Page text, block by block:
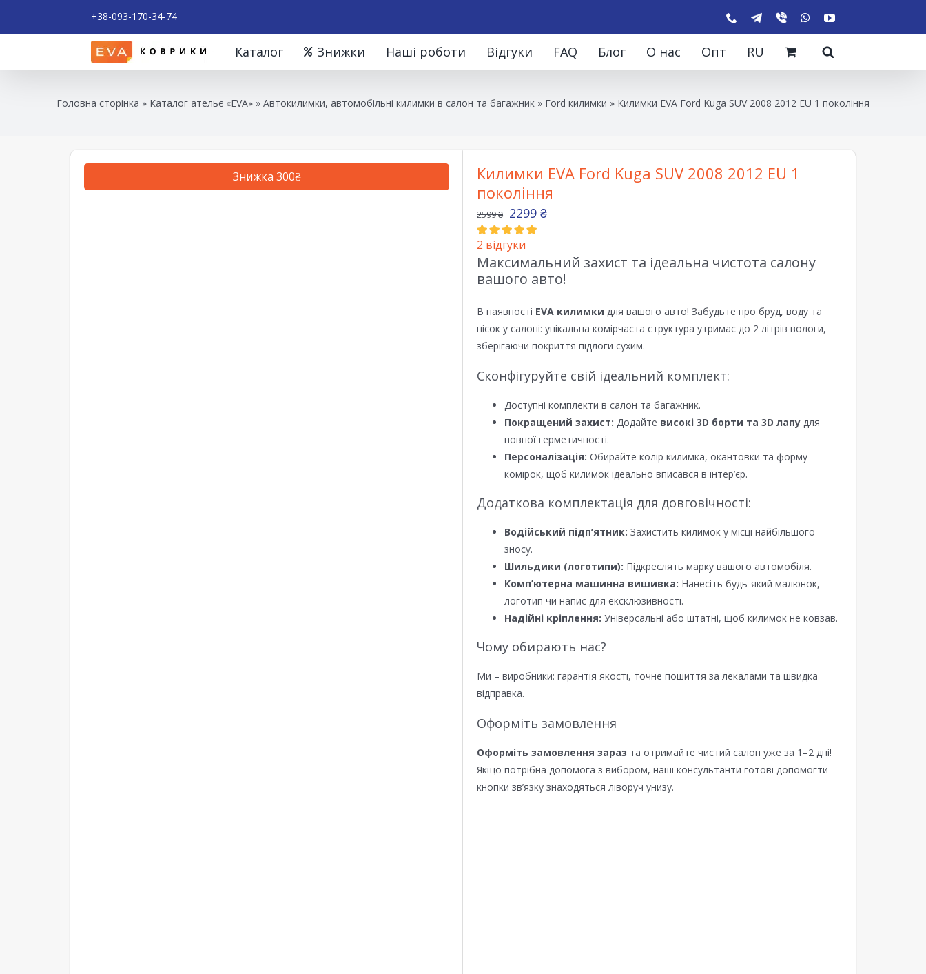
+38-093-170-34-74
Каталог Знижки Наші роботи Відгуки FAQ Блог О нас Опт RU
Головна сторінка » Каталог ательє «EVA» » Автокилимки, автомобільні килимки в салон та багажник » Ford килимки » Килимки EVA Ford Kuga SUV 2008 2012 EU 1 покоління
Знижка 300₴
Килимки EVA Ford Kuga SUV 2008 2012 EU 1
покоління
2599₴ 2299 ₴
2 відгуки
Максимальний захист та ідеальна чистота салону
вашого авто!
В наявності EVA килимки для вашого авто! Забудьте про бруд, воду та
пісок у салоні: унікальна комірчаста структура утримає до 2 літрів вологи,
зберігаючи покриття підлоги сухим.
Сконфігуруйте свій ідеальний комплект:
Доступні комплекти в салон та багажник.
Покращений захист: Додайте високі 3D борти та 3D лапу для
повної герметичності.
Персоналізація: Обирайте колір килимка, окантовки та форму
комірок, щоб килимок ідеально вписався в інтер’єр.
Додаткова комплектація для довговічності:
Водійський підп’ятник: Захистить килимок у місці найбільшого
зносу.
Шильдики (логотипи): Підкреслять марку вашого автомобіля.
Комп’ютерна машинна вишивка: Нанесіть будь-який малюнок,
логотип чи напис для ексклюзивності.
Надійні кріплення: Універсальні або штатні, щоб килимок не ковзав.
Чому обирають нас?
Ми – виробники: гарантія якості, точне пошиття за лекалами та швидка
відправка.
Оформіть замовлення
Оформіть замовлення зараз та отримайте чистий салон уже за 1–2 дні!
Якщо потрібна допомога з вибором, наші консультанти готові допомогти —
кнопки зв’язку знаходяться ліворуч унизу.